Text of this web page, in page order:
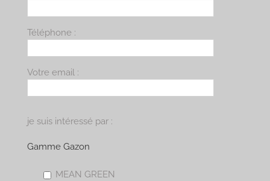
Téléphone :
Votre email :
je suis intéressé par :
Gamme Gazon
MEAN GREEN